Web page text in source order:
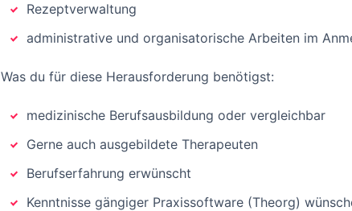
Rezeptverwaltung
administrative und organisatorische Arbeiten im
Was du für diese Herausforderung benötigst:
medizinische Berufsausbildung oder vergleichbar
Gerne auch ausgebildete Therapeuten
Berufserfahrung erwünscht
Kenntnisse gängiger Praxissoftware (Theorg)